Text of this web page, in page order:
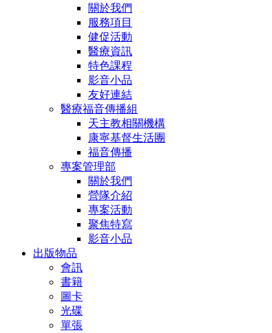
關於我們
服務項目
健促活動
醫療資訊
特色課程
影音小品
友好連結
醫療福音傳播組
天主教相關機構
康寧基督生活團
福音傳播
專案管理部
關於我們
營隊介紹
專案活動
聚焦特寫
影音小品
出版物品
會訊
書籍
圖卡
光碟
單張